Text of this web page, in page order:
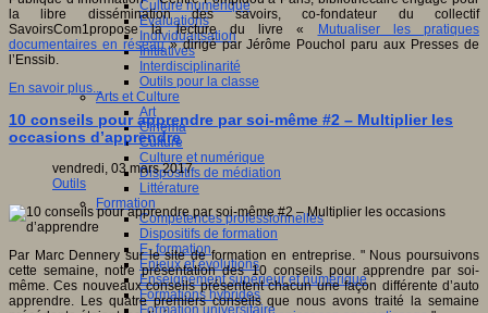
Culture numérique
Evaluations
Individualisation
Initiatives
Interdisciplinarité
Outils pour la classe
Arts et Culture
Art
Cinéma
Culture
Culture et numérique
Dispositifs de médiation
Littérature
Formation
Compétences professionnelles
Dispositifs de formation
E- formation
Enjeux et évolutions
Enseignement supérieur et numérique
Formations hybrides
Formation universitaire
la libre dissémination des savoirs, co-fondateur du collectif
SavoirsCom1propose la lecture du livre «
Mutualiser les pratiques
documentaires en réseau» dirigé par Jérôme Pouchol paru aux Presses de
l’Enssib.
En savoir plus...
10 conseils pour apprendre par soi-même #2 – Multiplier les
occasions d’apprendre
vendredi, 03 mars 2017
Outils
Par Marc Dennery sur le site de formation en entreprise. " Nous poursuivons
cette semaine, notre présentation des 10 conseils pour apprendre par soi-
même. Ces nouveaux conseils présentent chacun une façon différente d’auto
apprendre. Les quatre premiers conseils que nous avons traité la semaine